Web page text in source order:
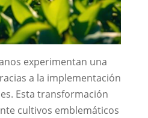
experimentan una
a la implementación
Esta transformación
cultivos emblemáticos